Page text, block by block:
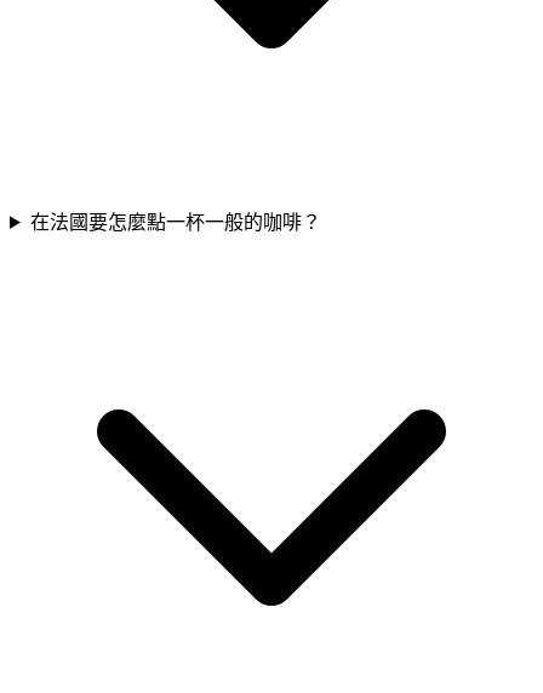
在法國要怎麼點一杯一般的咖啡？